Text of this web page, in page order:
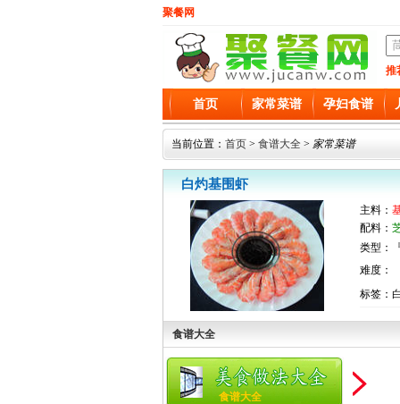
聚餐网
推
首页 家常菜谱 孕妇食谱
当前位置： 首页 > 食谱大全 > 家常菜谱
白灼基围虾
主料：
配料：
类型：
难度：
标签：
食谱大全
食谱大全